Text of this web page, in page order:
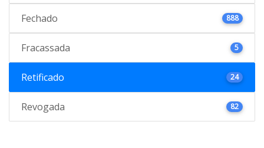
Fechado 888
Fracassada 5
Retificado 24
Revogada 82